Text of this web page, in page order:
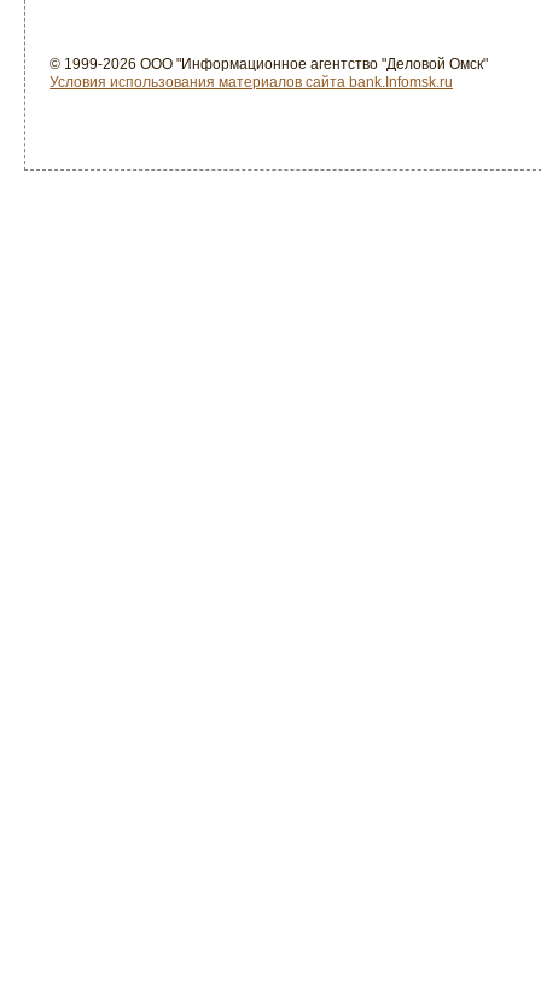
© 1999-2026 ООО "Информационное агентство "Деловой Омск"
Условия использования материалов сайта bank.Infomsk.ru